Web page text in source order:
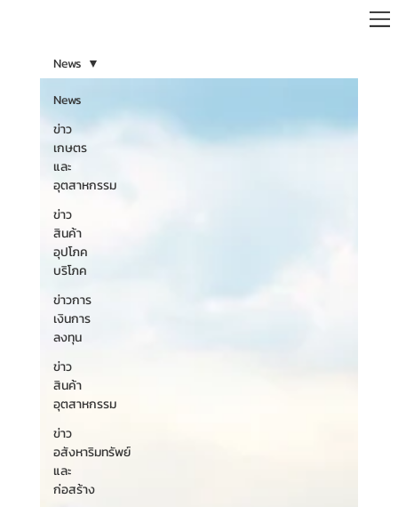
News
ข่าว
เกษตร
และ
อุตสาหกรรม
ข่าว
สินค้า
อุปโภค
บริโภค
ข่าวการ
เงินการ
ลงทุน
ข่าว
สินค้า
อุตสาหกรรม
ข่าว
อสังหาริมทรัพย์
และ
ก่อสร้าง
News